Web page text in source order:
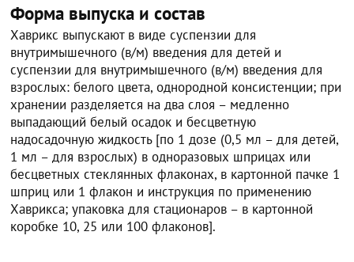
Форма выпуска и состав
Хаврикс выпускают в виде суспензии для
внутримышечного (в/м) введения для детей и
суспензии для внутримышечного (в/м) введения для
взрослых: белого цвета, однородной консистенции; при
хранении разделяется на два слоя – медленно
выпадающий белый осадок и бесцветную
надосадочную жидкость [по 1 дозе (0,5 мл – для детей,
1 мл – для взрослых) в одноразовых шприцах или
бесцветных стеклянных флаконах, в картонной пачке 1
шприц или 1 флакон и инструкция по применению
Хаврикса; упаковка для стационаров – в картонной
коробке 10, 25 или 100 флаконов].